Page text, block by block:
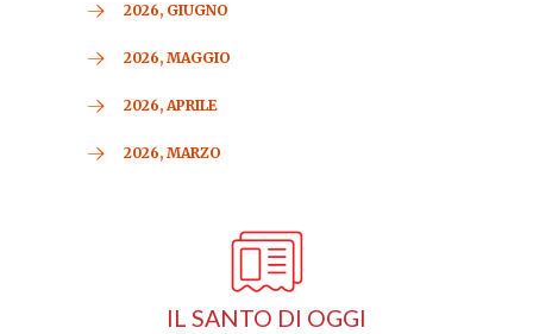
2026, GIUGNO
2026, MAGGIO
2026, APRILE
2026, MARZO
IL SANTO DI OGGI